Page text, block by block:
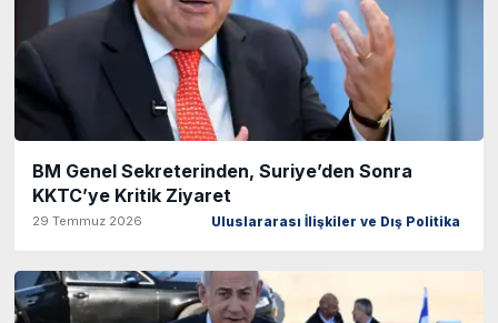
BM Genel Sekreterinden, Suriye’den Sonra
KKTC’ye Kritik Ziyaret
29 Temmuz 2026 Uluslararası İlişkiler ve Dış Politika